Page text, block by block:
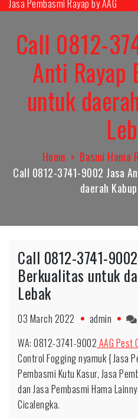
Skip
content
Jasa Pembasmi Rayap by AAG
Call 0812-
Anti
untuk
Home
Basmi Hama
Call 0812-3741-9002 Jasa
daerah
Call 0812-3741-
Berkualitas untuk
Lebak
03 March 2022 admin
WA: 0812-3741-9002 AAG Pest
Control Fogging nyamuk { Jasa
Pembasmi Kutu Kasur, Jasa
dan Jasa Pembasmi Hama
Cicalengka.